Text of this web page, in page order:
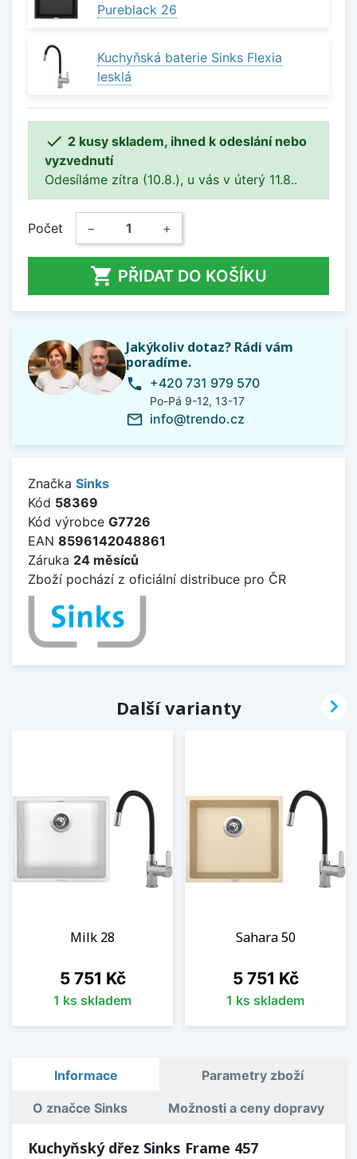
Pureblack 26
Kuchyňská baterie Sinks Flexia
lesklá
 2 kusy skladem, ihned k odeslání nebo
vyzvednutí
Odesíláme zítra (10.8.), u vás v úterý 11.8..
Počet − +
 PŘIDAT DO KOŠÍKU
Jakýkoliv dotaz? Rádi vám
poradíme.
phone +420 731 979 570
Po-Pá 9-12, 13-17
mail_outline info@trendo.cz
Značka Sinks
Kód 58369
Kód výrobce G7726
EAN 8596142048861
Záruka 24 měsíců
Zboží pochází z oficiální distribuce pro ČR
Další varianty
Milk 28
Cena
5 751 Kč
1 ks skladem
Sahara 50
Cena
5 751 Kč
1 ks skladem

Informace Parametry zboží
O značce Sinks Možnosti a ceny dopravy
Kuchyňský dřez Sinks Frame 457